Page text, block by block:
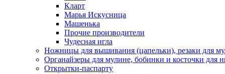
Кларт
Марья Искусница
Машенька
Прочие производители
Чудесная игла
Ножницы для вышивания (цапельки), резаки для
Органайзеры для мулине, бобинки и косточки для
Открытки-паспарту